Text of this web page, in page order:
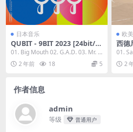
日本音乐
QUBIT - 9BIT 2023 [24bit/4
4.1kHz] [Hi-Res Flac 265M
B]
01. Big Mouth 02. G.A.D. 03. Mr. S
onic 0...
2 年前 18 5
欧
西德
ves
[Hi-
01.
he
2
作者信息
admin
等级 普通用户